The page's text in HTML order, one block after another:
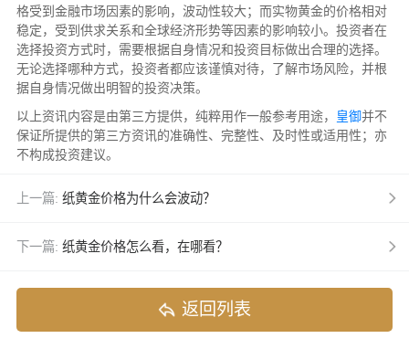
格受到金融市场因素的影响，波动性较大；而实物黄金的价格相对
稳定，受到供求关系和全球经济形势等因素的影响较小。投资者在
选择投资方式时，需要根据自身情况和投资目标做出合理的选择。
无论选择哪种方式，投资者都应该谨慎对待，了解市场风险，并根
据自身情况做出明智的投资决策。
以上资讯内容是由第三方提供，纯粹用作一般参考用途， 皇御并不
保证所提供的第三方资讯的准确性、完整性、及时性或适用性；亦
不构成投资建议。
上一篇: 纸黄金价格为什么会波动？
下一篇: 纸黄金价格怎么看，在哪看？
返回列表